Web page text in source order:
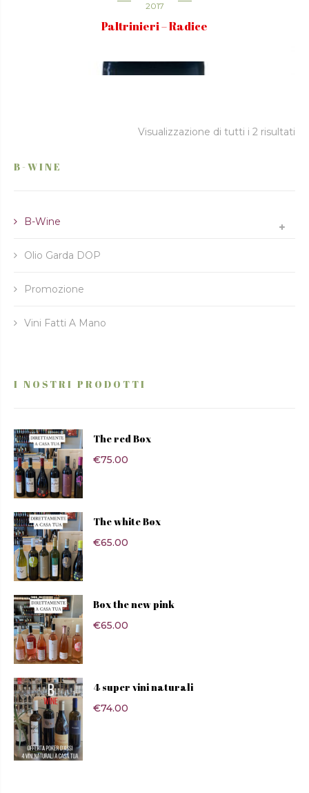
2017
Paltrinieri – Radice
Visualizzazione di tutti i 2 risultati
B-WINE
B-Wine
Olio Garda DOP
Promozione
Vini Fatti A Mano
I NOSTRI PRODOTTI
The red Box
€75.00
The white Box
€65.00
Box the new pink
€65.00
4 super vini naturali
€74.00